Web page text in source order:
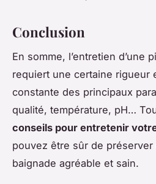
Conclusion
En somme, l’entretien d’une
requiert une certaine rigueur
constante des principaux
qualité, température, pH…
conseils pour entretenir
pouvez être sûr de préserver
baignade agréable et sain.